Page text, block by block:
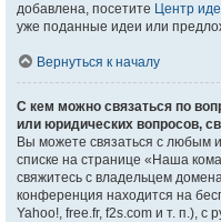
добавлена, посетите Центр
уже поданные идеи или
Вернуться к началу
С кем можно связаться по
или юридических вопросов,
Вы можете связаться с любым
списке на странице «Наша
свяжитесь с владельцем
конференция находится на
Yahoo!, free.fr, f2s.com и т. п.), с